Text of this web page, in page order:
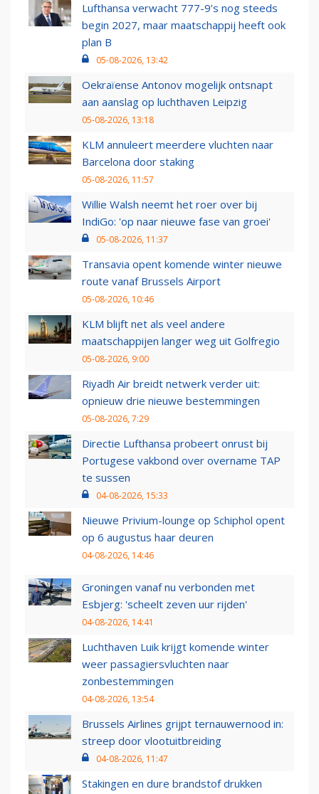
Lufthansa verwacht 777-9’s nog steeds
begin 2027, maar maatschappij heeft ook
plan B
05-08-2026, 13:42
Oekraïense Antonov mogelijk ontsnapt
aan aanslag op luchthaven Leipzig
05-08-2026, 13:18
KLM annuleert meerdere vluchten naar
Barcelona door staking
05-08-2026, 11:57
Willie Walsh neemt het roer over bij
IndiGo: 'op naar nieuwe fase van groei'
05-08-2026, 11:37
Transavia opent komende winter nieuwe
route vanaf Brussels Airport
05-08-2026, 10:46
KLM blijft net als veel andere
maatschappijen langer weg uit Golfregio
05-08-2026, 9:00
Riyadh Air breidt netwerk verder uit:
opnieuw drie nieuwe bestemmingen
05-08-2026, 7:29
Directie Lufthansa probeert onrust bij
Portugese vakbond over overname TAP
te sussen
04-08-2026, 15:33
Nieuwe Privium-lounge op Schiphol opent
op 6 augustus haar deuren
04-08-2026, 14:46
Groningen vanaf nu verbonden met
Esbjerg: 'scheelt zeven uur rijden'
04-08-2026, 14:41
Luchthaven Luik krijgt komende winter
weer passagiersvluchten naar
zonbestemmingen
04-08-2026, 13:54
Brussels Airlines grijpt ternauwernood in:
streep door vlootuitbreiding
04-08-2026, 11:47
Stakingen en dure brandstof drukken